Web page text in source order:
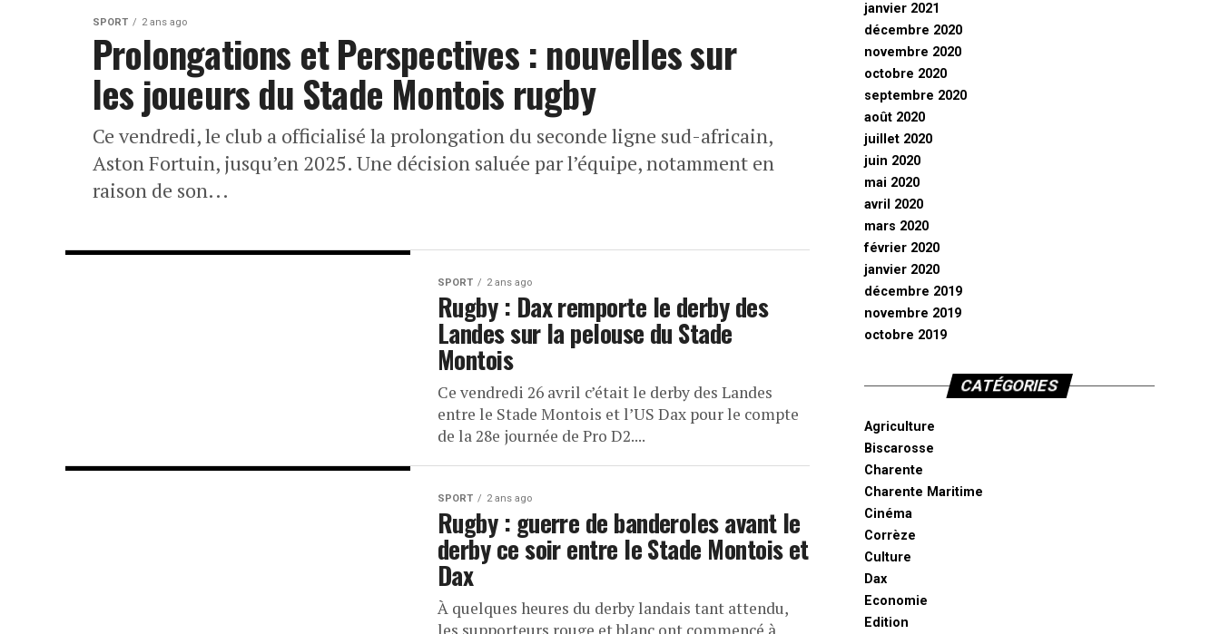
SPORT 2 ans ago
Prolongations et Perspectives : nouvelles sur
les joueurs du Stade Montois rugby
Ce vendredi, le club a officialisé la prolongation du seconde ligne sud-africain,
Aston Fortuin, jusqu’en 2025. Une décision saluée par l’équipe, notamment en
raison de son...
SPORT 2 ans ago
Rugby : Dax remporte le derby des
Landes sur la pelouse du Stade
Montois
Ce vendredi 26 avril c’était le derby des Landes
entre le Stade Montois et l’US Dax pour le compte
de la 28e journée de Pro D2....
SPORT 2 ans ago
Rugby : guerre de banderoles avant le
derby ce soir entre le Stade Montois et
Dax
À quelques heures du derby landais tant attendu,
janvier 2021
décembre 2020
novembre 2020
octobre 2020
septembre 2020
août 2020
juillet 2020
juin 2020
mai 2020
avril 2020
mars 2020
février 2020
janvier 2020
décembre 2019
novembre 2019
octobre 2019
CATÉGORIES
Agriculture
Biscarosse
Charente
Charente Maritime
Cinéma
Corrèze
Culture
Dax
Economie
Edition